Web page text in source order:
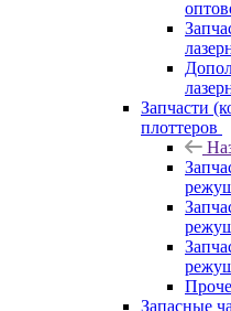
Запчасти
плоттеров
Запасные